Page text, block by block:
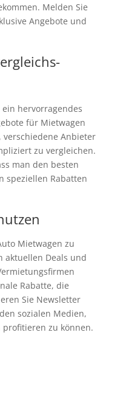
Melden Sie
Angebote und
hervorragendes
für Mietwagen
verschiedene Anbieter
zu vergleichen.
man den besten
speziellen Rabatten
Mietwagen zu
aktuellen Deals und
Rabatte, die
Sie Newsletter
sozialen Medien,
profitieren zu können.